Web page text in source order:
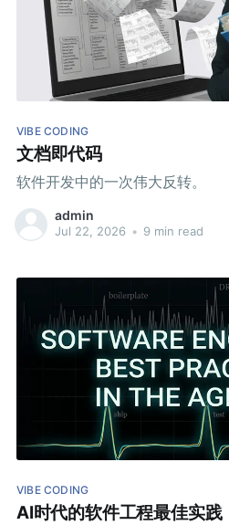
VIBE CODING
文档即代码
软件开发中的一次伟大反转。
admin
Jul 22, 2026 • 9 min read
VIBE CODING
AI时代的软件工程最佳实践